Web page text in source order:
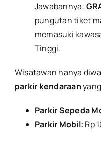
Jawabannya:
pungutan tiket
memasuki
Tinggi.
Wisatawan hanya
parkir kendaraan
Parkir Sepeda
Parkir Mobil: Rp